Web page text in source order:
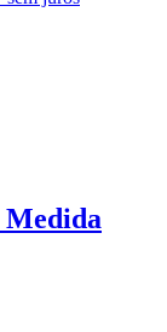
Medida